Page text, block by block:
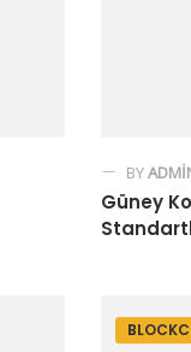
BY
Güney